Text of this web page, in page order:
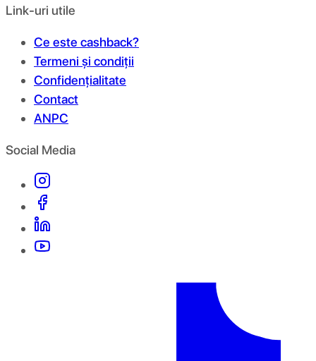
Link-uri utile
Ce este cashback?
Termeni și condiții
Confidențialitate
Contact
ANPC
Social Media